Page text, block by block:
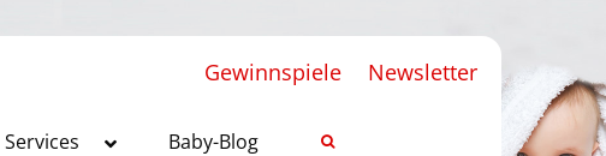
Gewinnspiele Newsletter
Services Baby-Blog